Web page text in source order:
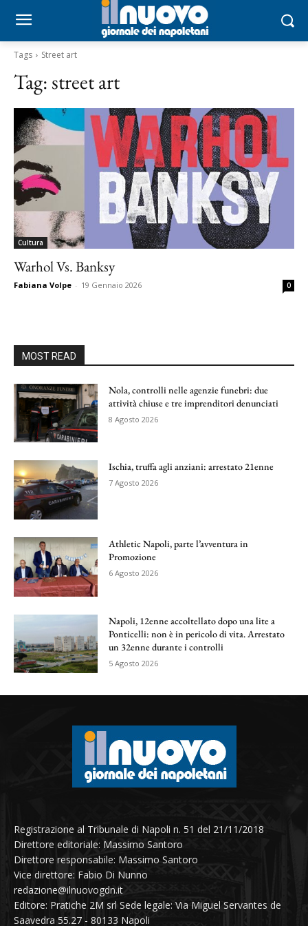
Tags Street art
Tag: street art
Cultura
Warhol Vs. Banksy
Fabiana Volpe - 19 Gennaio 2026 0
MOST READ
Nola, controlli nelle agenzie funebri: due
attività chiuse e tre imprenditori denunciati
8 Agosto 2026
Ischia, truffa agli anziani: arrestato 21enne
7 Agosto 2026
Athletic Napoli, parte l’avventura in
Promozione
6 Agosto 2026
Napoli, 12enne accoltellato dopo una lite a
Ponticelli: non è in pericolo di vita. Arrestato
un 32enne durante i controlli
5 Agosto 2026
Registrazione al Tribunale di Napoli n. 51 del 21/11/2018
Direttore editoriale: Massimo Santoro
Direttore responsabile: Massimo Santoro
Vice direttore: Fabio Di Nunno
redazione@ilnuovogdn.it
Editore: Pratiche 2M srl Sede legale: Via Miguel Servantes de
Saavedra 55.27 - 80133 Napoli